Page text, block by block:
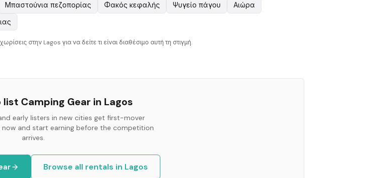
Μπαστούνια πεζοπορίας Φακός κεφαλής Ψυγείο πάγου
Αιώρα
στην Lagos για να δείτε τι είναι διαθέσιμο αυτή τη στιγμή.
list Camping Gearin Lagos
early listers in new cities get first-mover
now and start earning before the competition
arrives.
Browse all rentals in Lagos